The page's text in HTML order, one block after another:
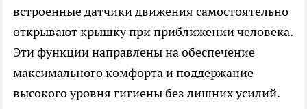
встроенные датчики движения самостоятельно
открывают крышку при приближении человека.
Эти функции направлены на обеспечение
максимального комфорта и поддержание
высокого уровня гигиены без лишних усилий.